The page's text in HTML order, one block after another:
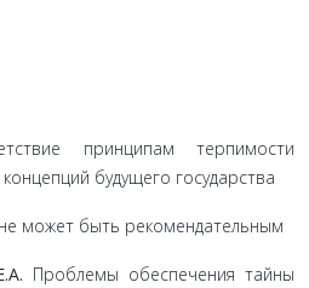
принципам терпимости
будущего государства
может быть рекомендательным
Проблемы обеспечения тайны